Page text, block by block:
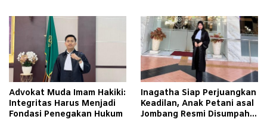
Advokat Muda Imam Hakiki:
Integritas Harus Menjadi
Fondasi Penegakan Hukum
Inagatha Siap Perjuangkan
Keadilan, Anak Petani asal
Jombang Resmi Disumpah